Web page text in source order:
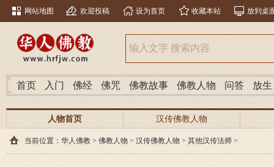
网站地图 欢迎投稿 设为首页 收藏本站 放到桌
首页 入门 佛经 佛咒 佛教故事 佛教人物 问答 放生
人物首页 汉传佛教人物
当前位置： 华人佛教 > 佛教人物 > 汉传佛教人物 > 其他汉传法师 >